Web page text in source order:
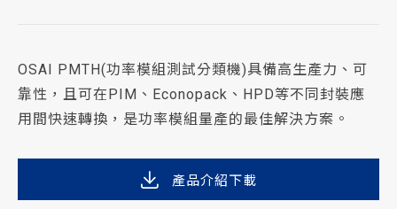
OSAI PMTH(功率模組測試分類機)具備高生產力、可
靠性，且可在PIM、Econopack、HPD等不同封裝應
用間快速轉換，是功率模組量產的最佳解決方案。
產品介紹下載